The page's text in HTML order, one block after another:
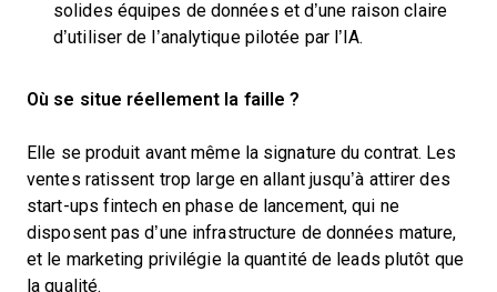
solides équipes de données et d’une raison claire
d’utiliser de l’analytique pilotée par l’IA.
Où se situe réellement la faille ?
Elle se produit avant même la signature du contrat. Les
ventes ratissent trop large en allant jusqu’à attirer des
start-ups fintech en phase de lancement, qui ne
disposent pas d’une infrastructure de données mature,
et le marketing privilégie la quantité de leads plutôt que
la qualité.